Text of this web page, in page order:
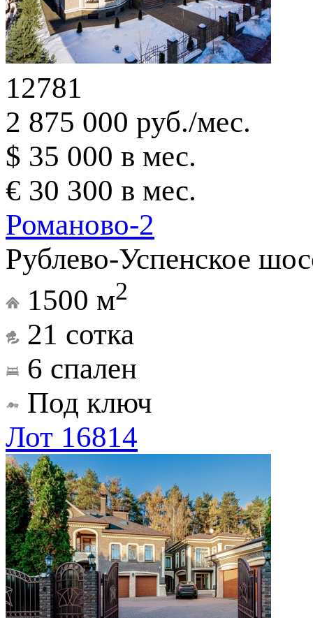
12781
2 875 000 руб./мес.
$ 35 000 в мес.
€ 30 300 в мес.
Романово-2
Рублево-Успенское
1500 м2
21 сотка
6 спален
Под ключ
Лот 16814